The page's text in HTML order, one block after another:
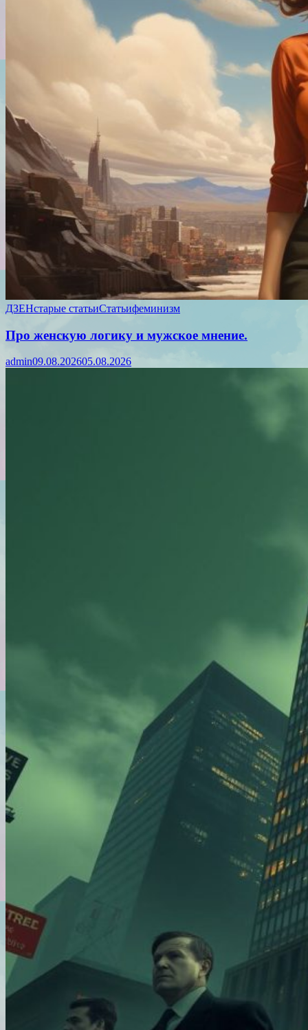
ДЗЕНстарые статьиСтатьифеминизм
Про женскую логику и мужское мнение.
admin09.08.202605.08.2026